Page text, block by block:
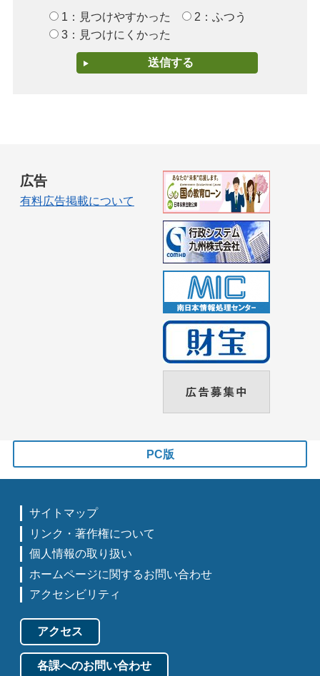
1：見つけやすかった
2：ふつう
3：見つけにくかった
広告
有料広告掲載について
PC版
サイトマップ
リンク・著作権について
個人情報の取り扱い
ホームページに関するお問い合わせ
アクセシビリティ
アクセス
各課へのお問い合わせ